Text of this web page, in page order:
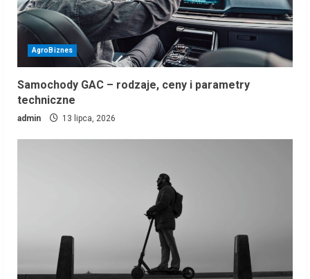
AgroBiznes
Samochody GAC – rodzaje, ceny i parametry
techniczne
admin 13 lipca, 2026